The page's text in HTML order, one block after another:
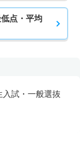
点・平均
試・一般選抜